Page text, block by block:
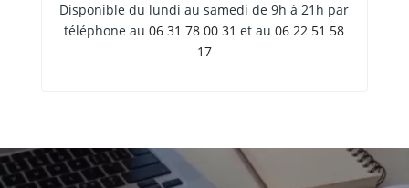
Disponible du lundi au samedi de 9h à 21h par
téléphone au06 31 78 00 31 et au06 22 51 58
17